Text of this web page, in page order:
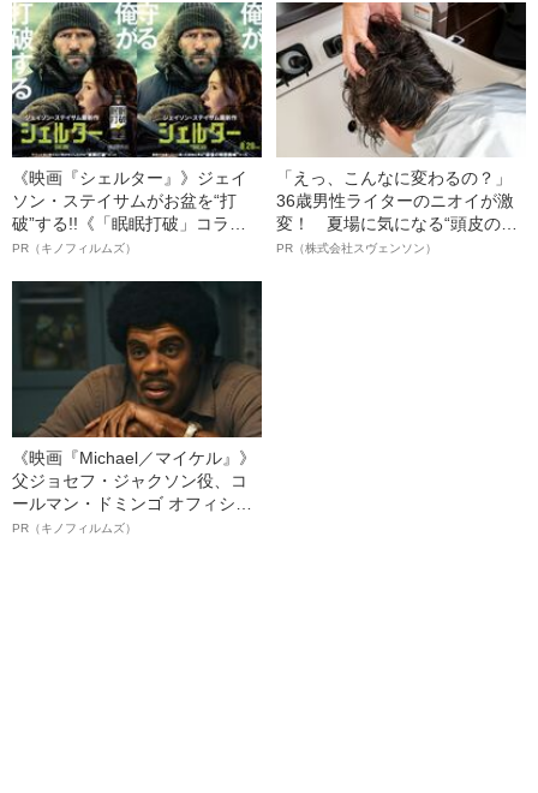
《映画『シェルター』》ジェイ
ソン・ステイサムがお盆を“打
破”する!!《「眠眠打破」コラ
ボ》
PR（キノフィルムズ）
「えっ、こんなに変わるの？」
36歳男性ライターのニオイが激
変！ 夏場に気になる“頭皮のニ
オイ”や“ベタつき”を解消す
PR（株式会社スヴェンソン）
《映画『Michael／マイケル』》
父ジョセフ・ジャクソン役、コ
ールマン・ドミンゴ オフィシャ
ルインタビュー“観客を魅了した
PR（キノフィルムズ）